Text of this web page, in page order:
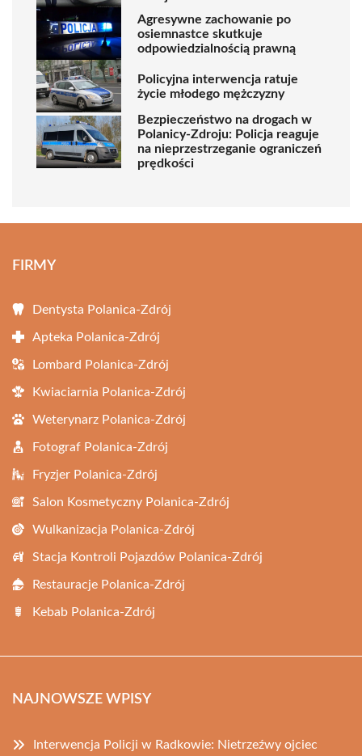
Agresywne zachowanie po
osiemnastce skutkuje
odpowiedzialnością prawną
Policyjna interwencja ratuje
życie młodego mężczyzny
Bezpieczeństwo na drogach w
Polanicy-Zdroju: Policja reaguje
na nieprzestrzeganie ograniczeń
prędkości
FIRMY
Dentysta Polanica-Zdrój
Apteka Polanica-Zdrój
Lombard Polanica-Zdrój
Kwiaciarnia Polanica-Zdrój
Weterynarz Polanica-Zdrój
Fotograf Polanica-Zdrój
Fryzjer Polanica-Zdrój
Salon Kosmetyczny Polanica-Zdrój
Wulkanizacja Polanica-Zdrój
Stacja Kontroli Pojazdów Polanica-Zdrój
Restauracje Polanica-Zdrój
Kebab Polanica-Zdrój
NAJNOWSZE WPISY
Interwencja Policji w Radkowie: Nietrzeźwy ojciec